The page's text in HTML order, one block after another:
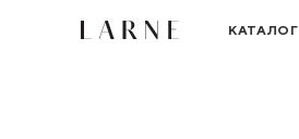
КАТАЛОГ